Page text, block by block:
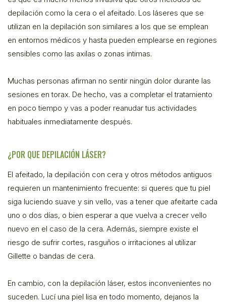
depilación como la cera o el afeitado. Los láseres que se
utilizan en la depilación son similares a los que se emplean
en entornos médicos y hasta pueden emplearse en regiones
sensibles como las axilas o zonas intimas.
Muchas personas afirman no sentir ningún dolor durante las
sesiones en torax. De hecho, vas a completar el tratamiento
en poco tiempo y vas a poder reanudar tus actividades
habituales inmediatamente después.
¿POR QUE DEPILACIÓN LÁSER?
El afeitado, la depilación con cera y otros métodos antiguos
requieren un mantenimiento frecuente: si queres que tu piel
siga luciendo suave y sin vello, vas a tener que afeitarte cada
uno o dos días, o bien esperar a que vuelva a crecer vello
nuevo en el caso de la cera. Además, siempre existe el
riesgo de sufrir cortes, rasguños o irritaciones al utilizar
Gillette o bandas de cera.
En cambio, con la depilación láser, estos inconvenientes no
suceden. Lucí una piel lisa en todo momento, dejanos la